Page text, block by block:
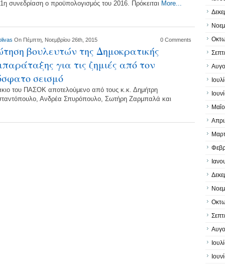
συνεδρίαση ο προϋπολογισμός του 2016. Πρόκειται More...
On Πέμπτη, Νοεμβρίου 26th, 2015 0 Comments
βουλευτών της Δημοκρατικής
για τις ζημιές από τον
σεισμό
του ΠΑΣΟΚ αποτελούμενο από τους κ.κ. Δημήτρη
Ανδρέα Σπυρόπουλο, Σωτήρη Ζαρμπαλά και